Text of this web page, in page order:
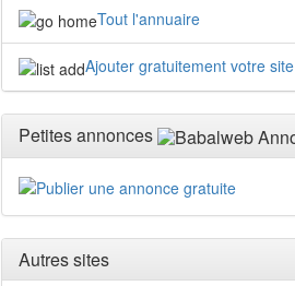
Tout l'annuaire
Ajouter gratuitement votre site
Petites annonces
Autres sites